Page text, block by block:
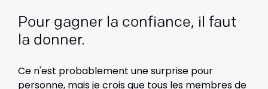
Pour gagner la confiance, il faut
la donner.
Ce n'est probablement une surprise pour
personne, mais je crois que tous les membres de